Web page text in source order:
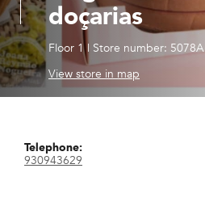
doçarias
Floor 1| Store number: 5078A
View store in map
Telephone:
930943629